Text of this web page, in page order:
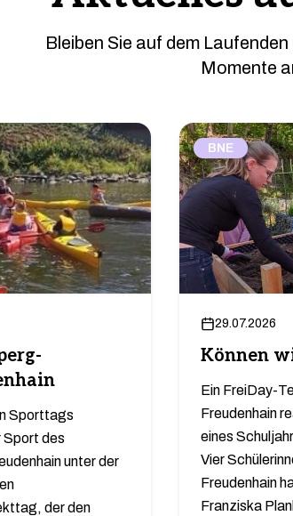
Bleiben Sie auf dem
Momente
Sporttags
Sport des
unter der
der den
BNE
29.07.2026
Können
Ein FreiDay-
Freudenhain
eines
Vier
Freudenhain
Franziska